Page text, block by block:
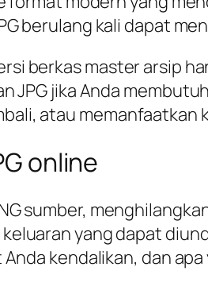
berulang kali dapat
berkas master arsip
JPG jika Anda
atau memanfaatkan
online
sumber,
yang dapat
kendalikan, dan